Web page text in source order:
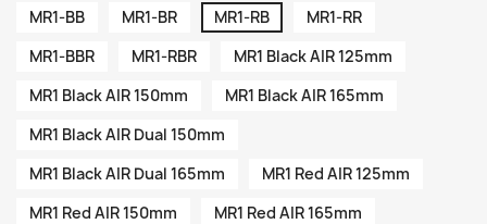
MR1-BB MR1-BR MR1-RB
MR1-RR
MR1-BBR
MR1-RBR
MR1 Black AIR 125mm
MR1 Black AIR 150mm
MR1 Black AIR 165mm
MR1 Black AIR Dual 150mm
MR1 Black AIR Dual 165mm
MR1 Red AIR 125mm
MR1 Red AIR 150mm
MR1 Red AIR 165mm